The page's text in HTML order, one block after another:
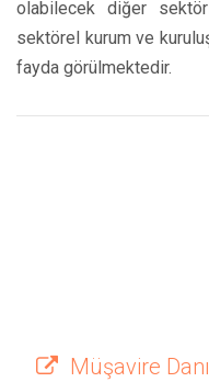
olabilecek diğer
sektörel kurum ve
fayda görülmektedir.
Müşavire